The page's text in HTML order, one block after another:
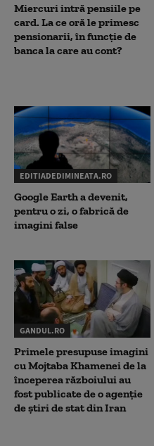
Miercuri intră pensiile pe
card. La ce oră le primesc
pensionarii, în funcție de
banca la care au cont?
EDITIADEDIMINEATA.RO
Google Earth a devenit,
pentru o zi, o fabrică de
imagini false
GANDUL.RO
Primele presupuse imagini
cu Mojtaba Khamenei de la
începerea războiului au
fost publicate de o agenție
de știri de stat din Iran